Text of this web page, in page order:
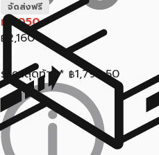
จัดส่งฟรี
฿ 2,050
฿ 2,160
ราคาสุดท้าย* ฿1,794.50